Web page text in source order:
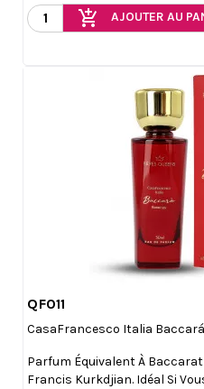
add_shopping_cart AJOUTER AU
QF011
CasaFrancesco Italia
Parfum Équivalent À
Francis Kurkdjian. Idéal Si